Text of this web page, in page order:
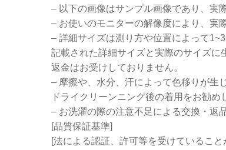
– 以下の画像はサンプル画像であり、実
– お使いのモニターの解像度により、実
– 詳細サイズは測り方や位置によって
記載された詳細サイズと実際のサイズに
返金はお受けしておりません。
– 摩擦や、水分、汗によって色移りが生
ドライクリーンニング後の着用をお勧め
– お洗濯の際の注意不足による交換・返
[品質保証基準]
[法による認証、許可等を受けているこ